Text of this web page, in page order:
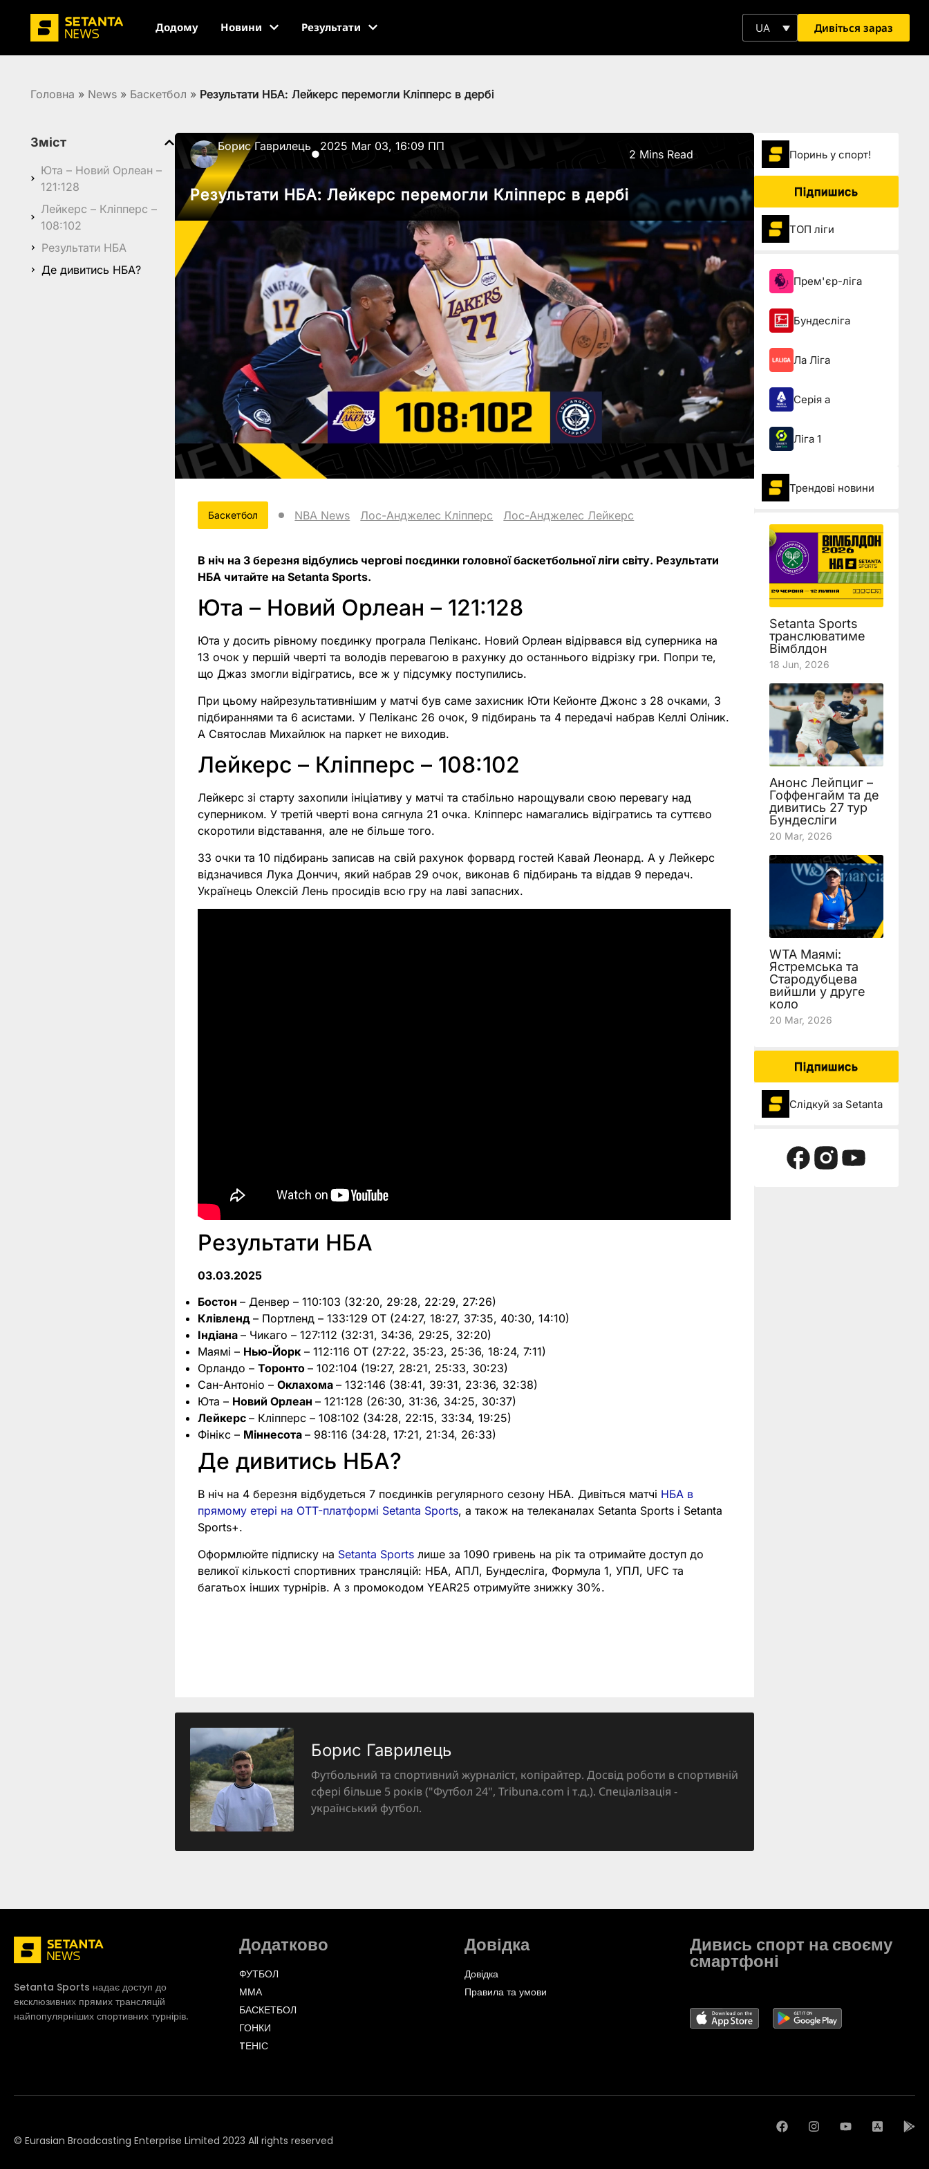
Додому Новини Результати UA Дивіться зараз
Головна » News » Баскетбол » Результати НБА: Лейкерс перемогли Кліпперс в дербі
Зміст
Юта – Новий Орлеан –
121:128
Лейкерс – Кліпперс –
108:102
Результати НБА
Де дивитись НБА?
Борис Гаврилець
●
2025 Mar 03, 16:09 ПП
2 Mins Read
Результати НБА: Лейкерс перемогли Кліпперс в дербі
Баскетбол NBA News Лос-Анджелес Кліпперс Лос-Анджелес Лейкерс
В ніч на 3 березня відбулись чергові поєдинки головної баскетбольної ліги світу. Результати
НБА читайте на Setanta Sports.
Юта – Новий Орлеан – 121:128
Юта у досить рівному поєдинку програла Пеліканс. Новий Орлеан відірвався від суперника на
13 очок у першій чверті та володів перевагою в рахунку до останнього відрізку гри. Попри те,
що Джаз змогли відігратись, все ж у підсумку поступились.
При цьому найрезультативнішим у матчі був саме захисник Юти Кейонте Джонс з 28 очками, 3
підбираннями та 6 асистами. У Пеліканс 26 очок, 9 підбирань та 4 передачі набрав Келлі Оліник.
А Святослав Михайлюк на паркет не виходив.
Лейкерс – Кліпперс – 108:102
Лейкерс зі старту захопили ініціативу у матчі та стабільно нарощували свою перевагу над
суперником. У третій чверті вона сягнула 21 очка. Кліпперс намагались відігратись та суттєво
скоротили відставання, але не більше того.
33 очки та 10 підбирань записав на свій рахунок форвард гостей Кавай Леонард. А у Лейкерс
відзначився Лука Дончич, який набрав 29 очок, виконав 6 підбирань та віддав 9 передач.
Українець Олексій Лень просидів всю гру на лаві запасних.
Результати НБА
03.03.2025
Бостон– Денвер – 110:103 (32:20, 29:28, 22:29, 27:26)
Клівленд– Портленд – 133:129 OT (24:27, 18:27, 37:35, 40:30, 14:10)
Індіана– Чикаго – 127:112 (32:31, 34:36, 29:25, 32:20)
Маямі – Нью-Йорк – 112:116 OT (27:22, 35:23, 25:36, 18:24, 7:11)
Орландо –Торонто– 102:104 (19:27, 28:21, 25:33, 30:23)
Сан-Антоніо –Оклахома– 132:146 (38:41, 39:31, 23:36, 32:38)
Юта – Новий Орлеан– 121:128 (26:30, 31:36, 34:25, 30:37)
Лейкерс– Кліпперс – 108:102 (34:28, 22:15, 33:34, 19:25)
Фінікс – Міннесота– 98:116 (34:28, 17:21, 21:34, 26:33)
Де дивитись НБА?
В ніч на 4 березня відбудеться 7 поєдинків регулярного сезону НБА. Дивіться матчі НБА в
прямому етері на OTT-платформі Setanta Sports, а також на телеканалах Setanta Sports і Setanta
Sports+.
Оформлюйте підписку на Setanta Sports лише за 1090 гривень на рік та отримайте доступ до
великої кількості спортивних трансляцій: НБА, АПЛ, Бундесліга, Формула 1, УПЛ, UFC та
багатьох інших турнірів. А з промокодом YEAR25 отримуйте знижку 30%.
Борис Гаврилець
Футбольний та спортивний журналіст, копірайтер. Досвід роботи в спортивній
сфері більше 5 років ("Футбол 24", Tribuna.com і т.д.). Спеціалізація -
український футбол.
Поринь у спорт!
Підпишись
ТОП ліги
Прем'єр-ліга
Бундесліга
Ла Ліга
Серія а
Ліга 1
Трендові новини
Setanta Sports
транслюватиме
Вімблдон
18 Jun, 2026
Анонс Лейпциг –
Гоффенгайм та де
дивитись 27 тур
Бундесліги
20 Mar, 2026
WTA Маямі:
Ястремська та
Стародубцева
вийшли у друге
коло
20 Mar, 2026
Підпишись
Слідкуй за Setanta
Setanta Sports надає доступ до
ексклюзивних прямих трансляцій
найпопулярніших спортивних турнірів.
Додатково
ФУТБОЛ
ММА
БАСКЕТБОЛ
ГОНКИ
TЕНІС
Довідка
Довідка
Правила та умови
Дивись спорт на своєму
смартфоні
© Eurasian Broadcasting Enterprise Limited 2023 All rights reserved